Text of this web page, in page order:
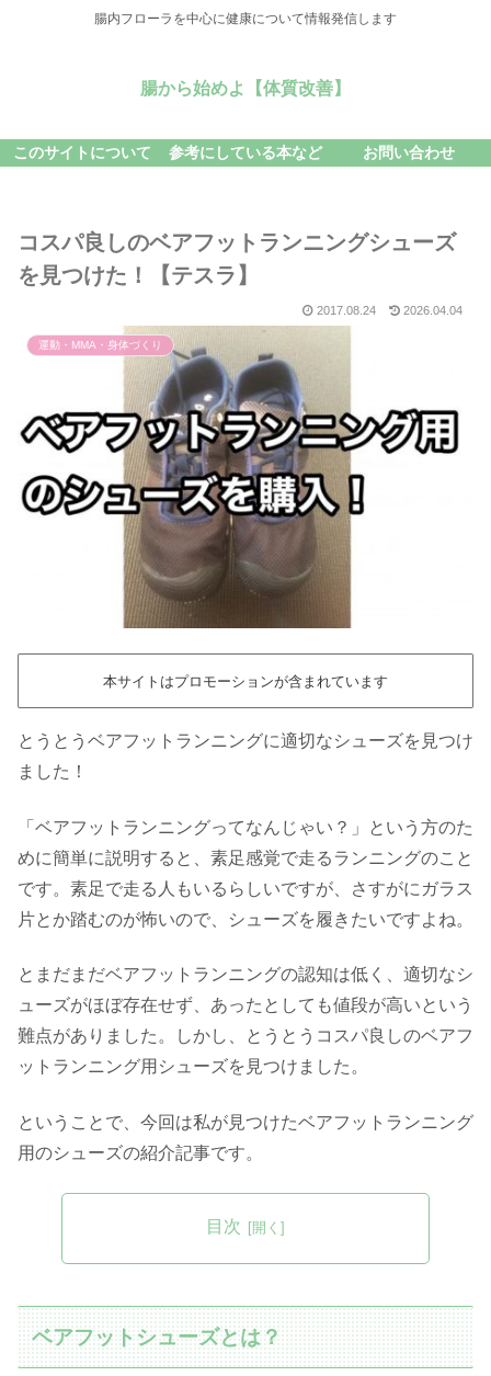
腸内フローラを中心に健康について情報発信します
腸から始めよ【体質改善】
このサイトについて 参考にしている本など お問い合わせ
コスパ良しのベアフットランニングシューズ
を見つけた！【テスラ】
2017.08.24 2026.04.04
運動・MMA・身体づくり
本サイトはプロモーションが含まれています
とうとうベアフットランニングに適切なシューズを見つけ
ました！
「ベアフットランニングってなんじゃい？」という方のた
めに簡単に説明すると、素足感覚で走るランニングのこと
です。素足で走る人もいるらしいですが、さすがにガラス
片とか踏むのが怖いので、シューズを履きたいですよね。
とまだまだベアフットランニングの認知は低く、適切なシ
ューズがほぼ存在せず、あったとしても値段が高いという
難点がありました。しかし、とうとうコスパ良しのベアフ
ットランニング用シューズを見つけました。
ということで、今回は私が見つけたベアフットランニング
用のシューズの紹介記事です。
目次
ベアフットシューズとは？